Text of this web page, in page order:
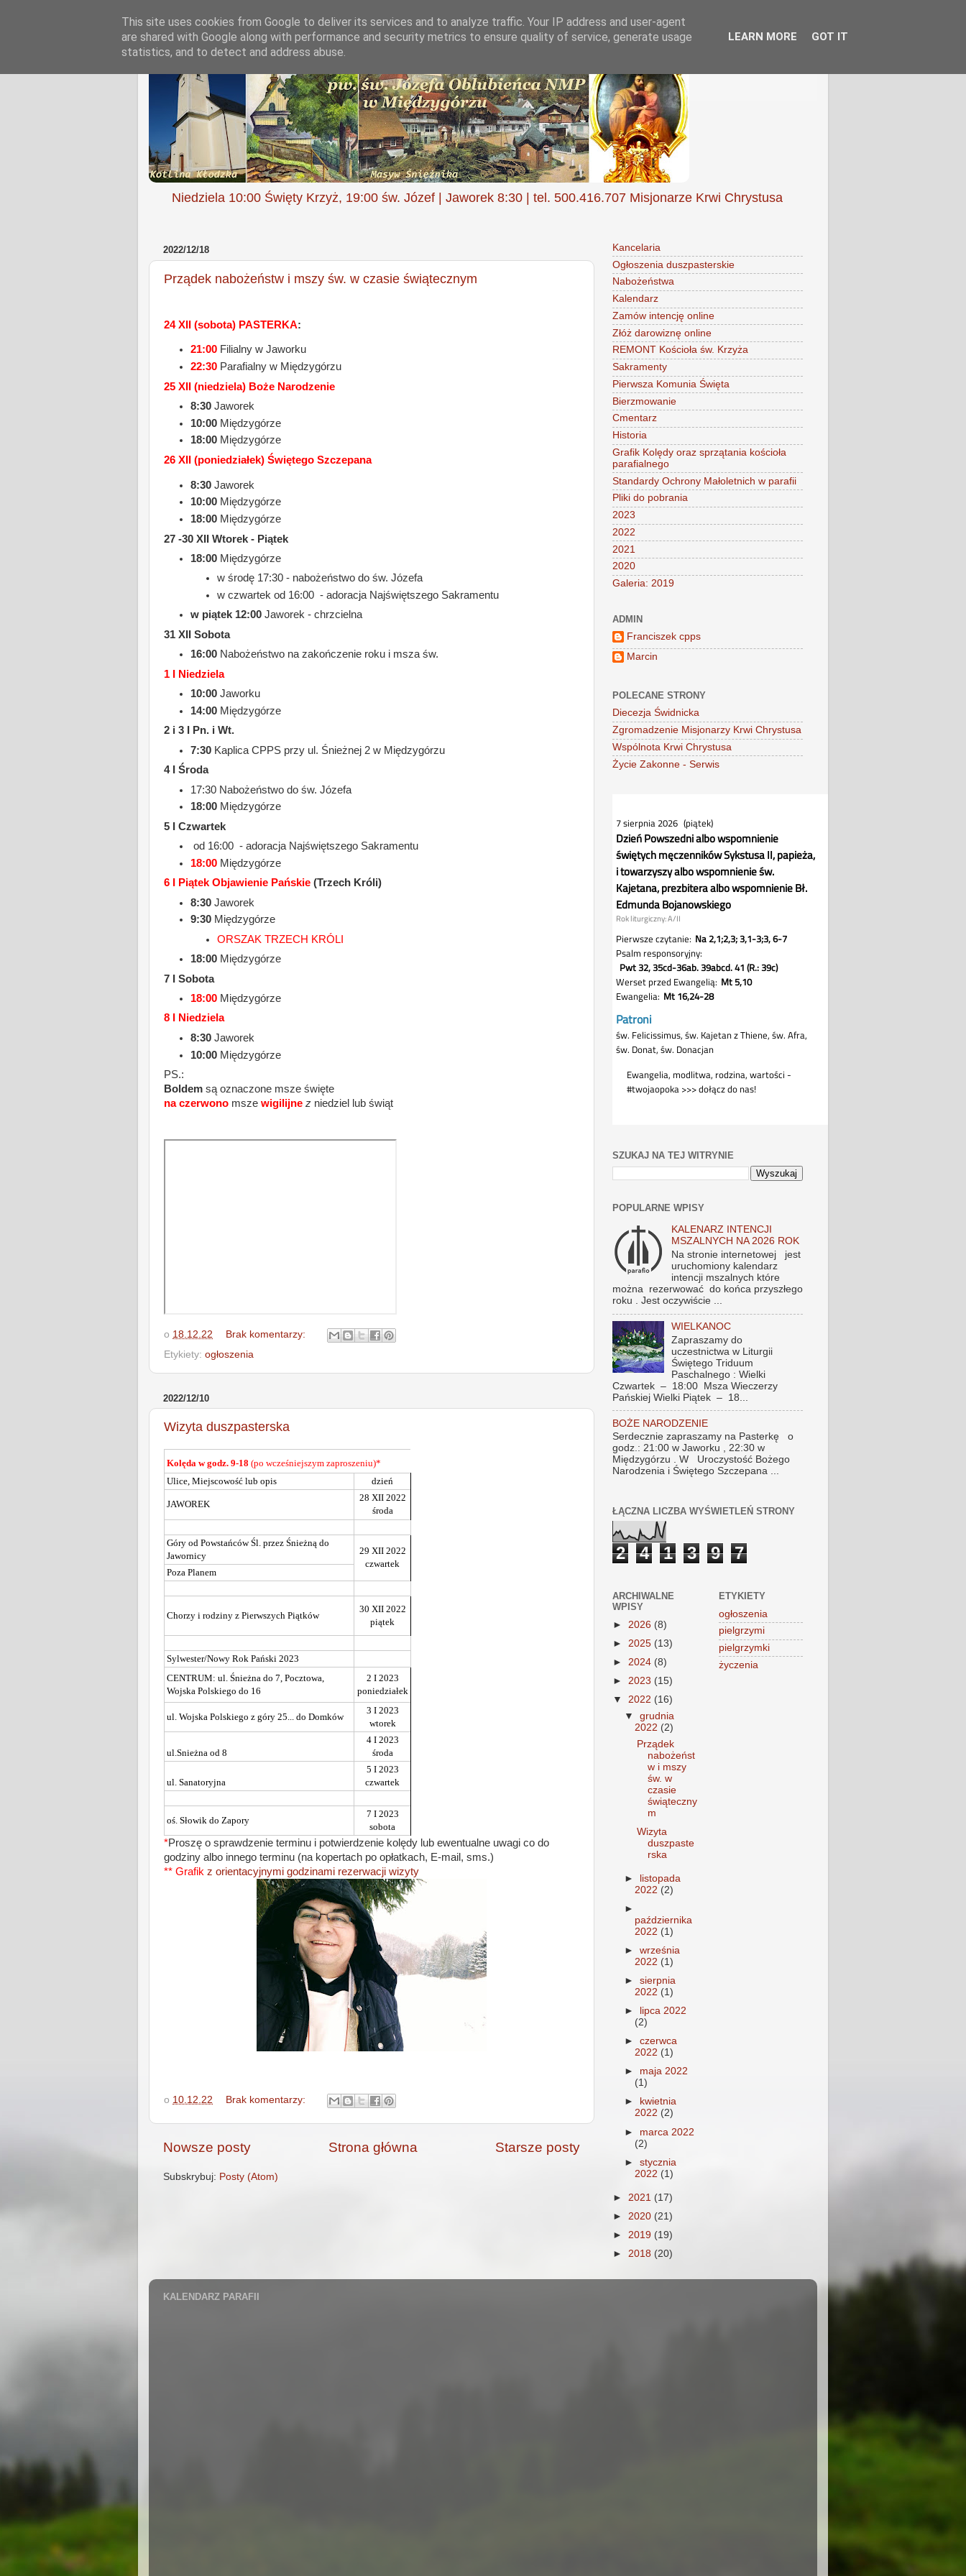
Niedziela 10:00 Święty Krzyż, 19:00 św. Józef | Jaworek 8:30 | tel. 500.416.707 Misjonarze Krwi Chrystusa
2022/12/18
Prządek nabożeństw i mszy św. w czasie świątecznym
24 XII (sobota) PASTERKA:
21:00 Filialny w Jaworku
22:30 Parafialny w Międzygórzu
25 XII (niedziela) Boże Narodzenie
8:30 Jaworek
10:00 Międzygórze
18:00 Międzygórze
26 XII (poniedziałek) Świętego Szczepana
8:30 Jaworek
10:00 Międzygórze
18:00 Międzygórze
27 -30 XII Wtorek - Piątek
18:00 Międzygórze
w środę 17:30 - nabożeństwo do św. Józefa
w czwartek od 16:00 - adoracja Najświętszego Sakramentu
w piątek 12:00 Jaworek - chrzcielna
31 XII Sobota
16:00 Nabożeństwo na zakończenie roku i msza św.
1 I Niedziela
10:00 Jaworku
14:00 Międzygórze
2 i 3 I Pn. i Wt.
7:30 Kaplica CPPS przy ul. Śnieżnej 2 w Międzygórzu
4 I Środa
17:30 Nabożeństwo do św. Józefa
18:00 Międzygórze
5 I Czwartek
od 16:00 - adoracja Najświętszego Sakramentu
18:00 Międzygórze
6 I Piątek Objawienie Pańskie (Trzech Króli)
8:30 Jaworek
9:30 Międzygórze
ORSZAK TRZECH KRÓLI
18:00 Międzygórze
7 I Sobota
18:00 Międzygórze
8 I Niedziela
8:30 Jaworek
10:00 Międzygórze
PS.:
Boldem są oznaczone msze święte
na czerwono msze wigilijne z niedziel lub świąt
o 18.12.22
Brak komentarzy:
Etykiety: ogłoszenia
2022/12/10
Wizyta duszpasterska
Kolęda w godz. 9-18 (po wcześniejszym zaproszeniu)*
Ulice, Miejscowość lub opis
dzień
JAWOREK
28 XII 2022
środa
Góry od Powstańców Śl. przez Śnieżną do
Jawornicy
29 XII 2022
czwartek
Poza Planem
Chorzy i rodziny z Pierwszych Piątków
30 XII 2022
piątek
Sylwester/Nowy Rok Pański 2023
CENTRUM: ul. Śnieżna do 7, Pocztowa,
Wojska Polskiego do 16
2 I 2023
poniedziałek
ul. Wojska Polskiego z góry 25... do Domków
3 I 2023
wtorek
ul.Snieżna od 8
4 I 2023
środa
ul. Sanatoryjna
5 I 2023
czwartek
oś. Słowik do Zapory
7 I 2023
sobota
*Proszę o sprawdzenie terminu i potwierdzenie kolędy lub ewentualne uwagi co do
godziny albo innego terminu (na kopertach po opłatkach, E-mail, sms.)
** Grafik z orientacyjnymi godzinami rezerwacji wizyty
o 10.12.22 Brak komentarzy:
Nowsze posty Starsze posty
Strona główna
Subskrybuj: Posty (Atom)
Kancelaria
Ogłoszenia duszpasterskie
Nabożeństwa
Kalendarz
Zamów intencję online
Złóż darowiznę online
REMONT Kościoła św. Krzyża
Sakramenty
Pierwsza Komunia Święta
Bierzmowanie
Cmentarz
Historia
Grafik Kolędy oraz sprzątania kościoła
parafialnego
Standardy Ochrony Małoletnich w parafii
Pliki do pobrania
2023
2022
2021
2020
Galeria: 2019
ADMIN
Franciszek cpps
Marcin
POLECANE STRONY
Diecezja Świdnicka
Zgromadzenie Misjonarzy Krwi Chrystusa
Wspólnota Krwi Chrystusa
Życie Zakonne - Serwis
SZUKAJ NA TEJ WITRYNIE
POPULARNE WPISY
KALENARZ INTENCJI
MSZALNYCH NA 2026 ROK
Na stronie internetowej jest
uruchomiony kalendarz
intencji mszalnych które
można rezerwować do końca przyszłego
roku . Jest oczywiście ...
WIELKANOC
Zapraszamy do
uczestnictwa w Liturgii
Świętego Triduum
Paschalnego : Wielki
Czwartek – 18:00 Msza Wieczerzy
Pańskiej Wielki Piątek – 18...
BOŻE NARODZENIE
Serdecznie zapraszamy na Pasterkę o
godz.: 21:00 w Jaworku , 22:30 w
Międzygórzu . W Uroczystość Bożego
Narodzenia i Świętego Szczepana ...
ŁĄCZNA LICZBA WYŚWIETLEŃ STRONY
2 4 1 3 9 7
ARCHIWALNE
WPISY
► 2026 (8)
► 2025 (13)
► 2024 (8)
► 2023 (15)
▼ 2022 (16)
▼grudnia
2022 (2)
Prządek
nabożeńst
w i mszy
św. w
czasie
świąteczny
m
Wizyta
duszpaste
rska
► listopada
2022 (2)
►
października
2022 (1)
►września
2022 (1)
►sierpnia
2022 (1)
►
lipca 2022
(2)
►czerwca
2022 (1)
► maja 2022
(1)
►
kwietnia
2022 (2)
► marca 2022
(2)
►stycznia
2022 (1)
► 2021 (17)
► 2020 (21)
► 2019 (19)
► 2018 (20)
ETYKIETY
ogłoszenia
pielgrzymi
pielgrzymki
życzenia
KALENDARZ PARAFII
This site uses cookies from Google to deliver its services and to analyze traffic. Your IP address and user-agent
are shared with Google along with performance and security metrics to ensure quality of service, generate usage
statistics, and to detect and address abuse.
LEARN MORE GOT IT